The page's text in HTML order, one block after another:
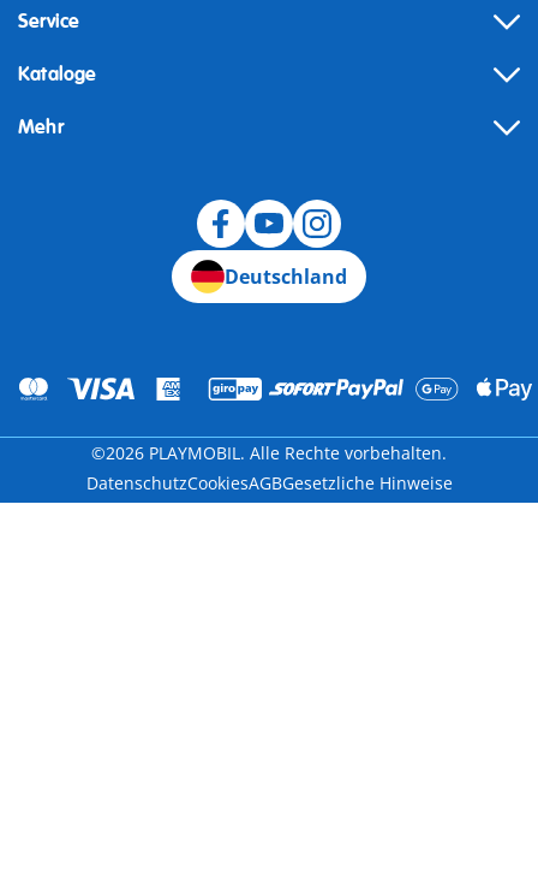
Service
Kataloge
Mehr
Deutschland
©2026 PLAYMOBIL. Alle Rechte vorbehalten.
DatenschutzCookiesAGBGesetzliche Hinweise